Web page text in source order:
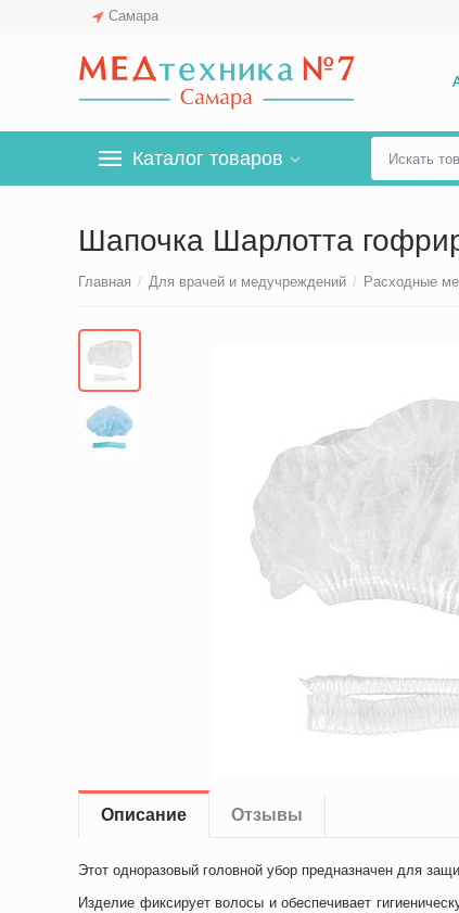
Самара
Каталог товаров
Шапочка Шарлотта
Главная / Для врачей и медучреждений / Расходные
Описание Отзывы
Этот одноразовый головной убор предназначен для
Изделие фиксирует волосы и обеспечивает